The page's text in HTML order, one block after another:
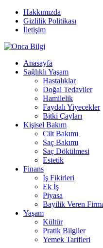
Hakkımızda
Gizlilik Politikası
İletişim
Anasayfa
Sağlıklı Yaşam
Hastalıklar
Doğal Tedaviler
Hamilelik
Faydalı Yiyecekler
Bitki Çayları
Kişisel Bakım
Cilt Bakımı
Saç Bakımı
Saç Dökülmesi
Estetik
Finans
İş Fikirleri
Ek İş
Piyasa
Bayilik Veren
Yaşam
Kültür
Pratik Bilgiler
Yemek Tarifleri